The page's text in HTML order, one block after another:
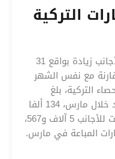
التركية
سجلت مبيعات العقارات التركية للأجانب زيادة بواقع 31
مع نفس الشهر
التركية، بلغ
إجمالي مبيعات العقارات في البلاد خلال مارس، 134 ألفا
و170. وبلغ عدد العقارات التي بيعت للأجانب 5 آلاف و567،
المباعة في مارس.